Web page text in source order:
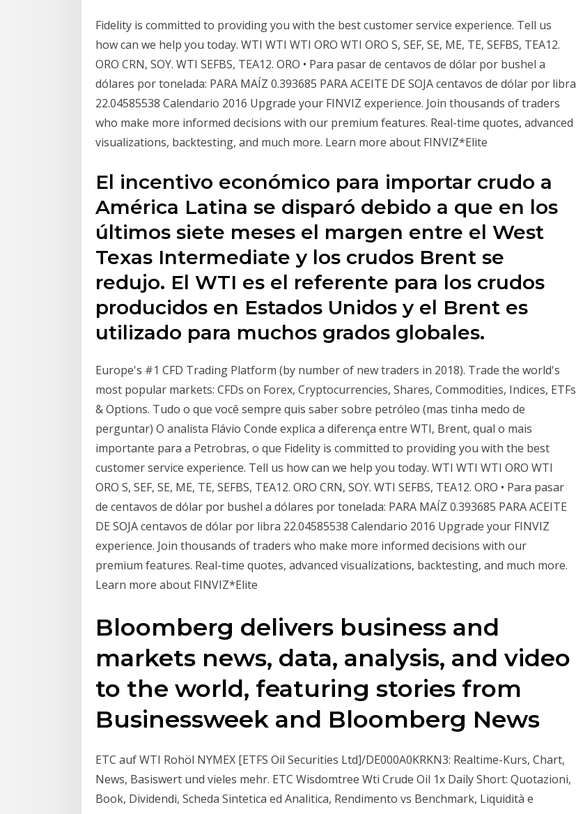
Fidelity is committed to providing you with the best customer service experience. Tell us
how can we help you today. WTI WTI WTI ORO WTI ORO S, SEF, SE, ME, TE, SEFBS, TEA12.
ORO CRN, SOY. WTI SEFBS, TEA12. ORO • Para pasar de centavos de dólar por bushel a
dólares por tonelada: PARA MAÍZ 0.393685 PARA ACEITE DE SOJA centavos de dólar por libra
22.04585538 Calendario 2016 Upgrade your FINVIZ experience. Join thousands of traders
who make more informed decisions with our premium features. Real-time quotes, advanced
visualizations, backtesting, and much more. Learn more about FINVIZ*Elite
El incentivo económico para importar crudo a
América Latina se disparó debido a que en los
últimos siete meses el margen entre el West
Texas Intermediate y los crudos Brent se
redujo. El WTI es el referente para los crudos
producidos en Estados Unidos y el Brent es
utilizado para muchos grados globales.
Europe's #1 CFD Trading Platform (by number of new traders in 2018). Trade the world's
most popular markets: CFDs on Forex, Cryptocurrencies, Shares, Commodities, Indices, ETFs
& Options. Tudo o que você sempre quis saber sobre petróleo (mas tinha medo de
perguntar) O analista Flávio Conde explica a diferença entre WTI, Brent, qual o mais
importante para a Petrobras, o que Fidelity is committed to providing you with the best
customer service experience. Tell us how can we help you today. WTI WTI WTI ORO WTI
ORO S, SEF, SE, ME, TE, SEFBS, TEA12. ORO CRN, SOY. WTI SEFBS, TEA12. ORO • Para pasar
de centavos de dólar por bushel a dólares por tonelada: PARA MAÍZ 0.393685 PARA ACEITE
DE SOJA centavos de dólar por libra 22.04585538 Calendario 2016 Upgrade your FINVIZ
experience. Join thousands of traders who make more informed decisions with our
premium features. Real-time quotes, advanced visualizations, backtesting, and much more.
Learn more about FINVIZ*Elite
Bloomberg delivers business and
markets news, data, analysis, and video
to the world, featuring stories from
Businessweek and Bloomberg News
ETC auf WTI Rohöl NYMEX [ETFS Oil Securities Ltd]/DE000A0KRKN3: Realtime-Kurs, Chart,
News, Basiswert und vieles mehr. ETC Wisdomtree Wti Crude Oil 1x Daily Short: Quotazioni,
Book, Dividendi, Scheda Sintetica ed Analitica, Rendimento vs Benchmark, Liquidità e